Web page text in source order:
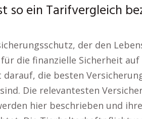
so ein Tarifvergleich
der den
die finanzielle Sicherheit auf
die besten
Die relevantesten
hier beschrieben und